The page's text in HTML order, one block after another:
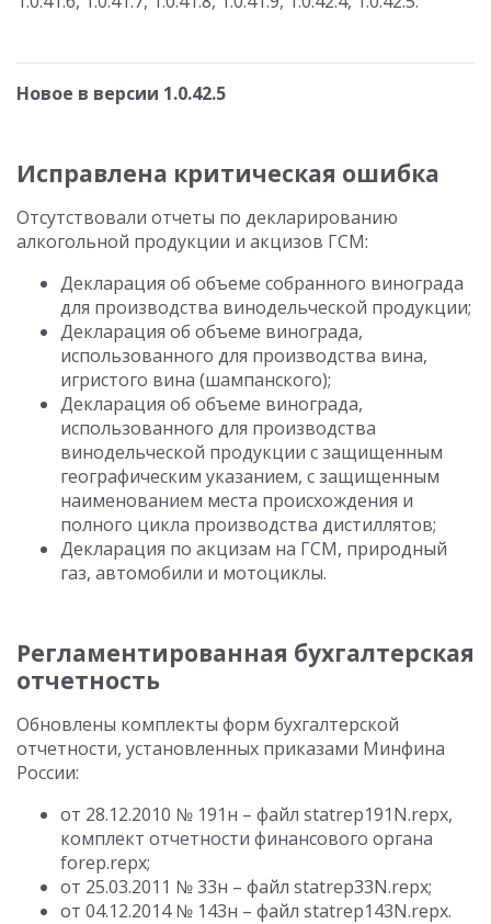
Новое в версии 1.0.42.5
Исправлена критическая ошибка
Отсутствовали отчеты по декларированию
алкогольной продукции и акцизов ГСМ:
Декларация об объеме собранного винограда
для производства винодельческой продукции;
Декларация об объеме винограда,
использованного для производства вина,
игристого вина (шампанского);
Декларация об объеме винограда,
использованного для производства
винодельческой продукции с защищенным
географическим указанием, с защищенным
наименованием места происхождения и
полного цикла производства дистиллятов;
Декларация по акцизам на ГСМ, природный
газ, автомобили и мотоциклы.
Регламентированная бухгалтерская
отчетность
Обновлены комплекты форм бухгалтерской
отчетности, установленных приказами Минфина
России:
от 28.12.2010 № 191н – файл statrep191N.repx,
комплект отчетности финансового органа
forep.repx;
от 25.03.2011 № 33н – файл statrep33N.repx;
от 04.12.2014 № 143н – файл statrep143N.repx.